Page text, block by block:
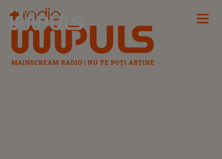
Radio Impuls